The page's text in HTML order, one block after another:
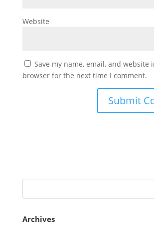
Website
Save my name, email, and website
browser for the next time I comment.
Archives